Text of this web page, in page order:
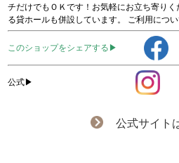
チだけでもＯＫです！お気軽にお立ち寄り
る貸ホールも併設しています。 ご利用につ
このショップをシェアする▶
公式▶
公式サイト